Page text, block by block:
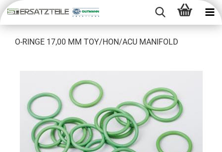
O-​RINGE 17,00 MM TOY/HON/ACU MA­NI­FOLD